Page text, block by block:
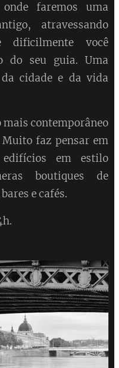
faremos uma
atravessando
dificilmente você
do seu guia. Uma
cidade e da vida
contemporâneo
faz pensar em
em estilo
boutiques de
e cafés.